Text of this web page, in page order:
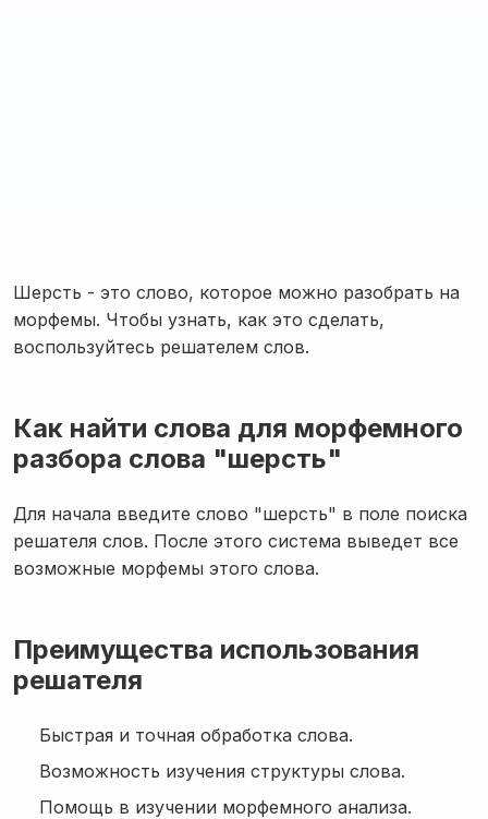
Шерсть - это слово, которое можно разобрать на
морфемы. Чтобы узнать, как это сделать,
воспользуйтесь решателем слов.
Как найти слова для морфемного
разбора слова "шерсть"
Для начала введите слово "шерсть" в поле поиска
решателя слов. После этого система выведет все
возможные морфемы этого слова.
Преимущества использования
решателя
Быстрая и точная обработка слова.
Возможность изучения структуры слова.
Помощь в изучении морфемного анализа.